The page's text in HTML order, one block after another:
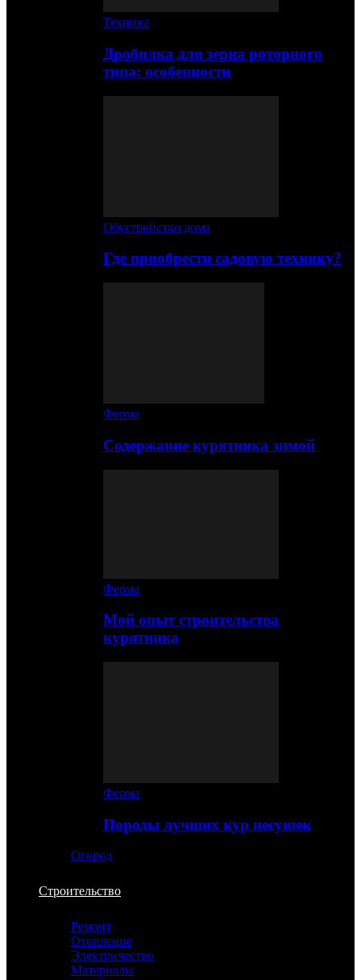
Техника
Дробилка для зерна роторного
типа: особенности
Обустройство дома
Где приобрести садовую технику?
Ферма
Содержание курятника зимой
Ферма
Мой опыт строительства
курятника
Ферма
Породы лучших кур несушек
Огород
Строительство
Ремонт
Отопление
Электричество
Материалы